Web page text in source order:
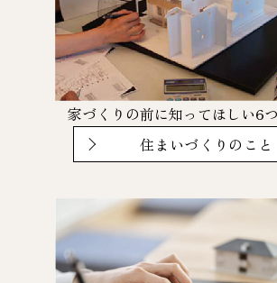
家づくりの前に知ってほしい6つ
住まいづくりのこと